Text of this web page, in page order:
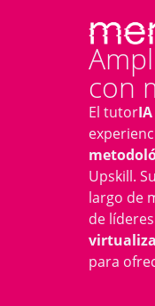
con
El tutorIA
Upskill.
largo de
de
para